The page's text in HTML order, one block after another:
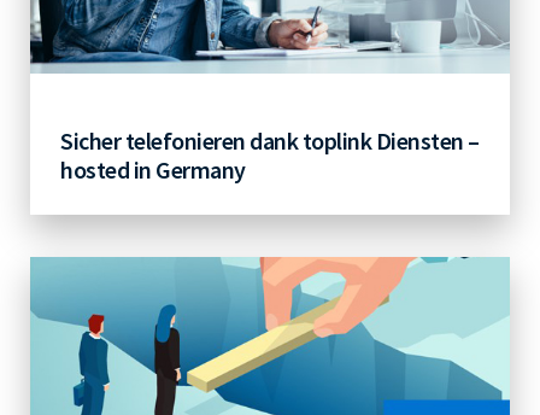
Sicher telefonieren dank toplink Diensten –
hosted in Germany